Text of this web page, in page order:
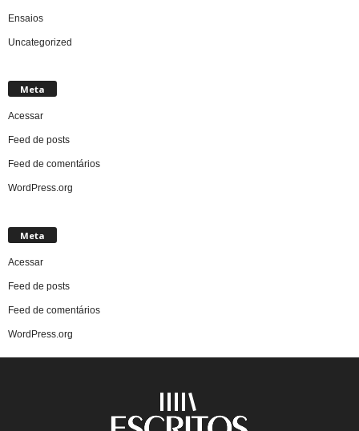
Ensaios
Uncategorized
Meta
Acessar
Feed de posts
Feed de comentários
WordPress.org
Meta
Acessar
Feed de posts
Feed de comentários
WordPress.org